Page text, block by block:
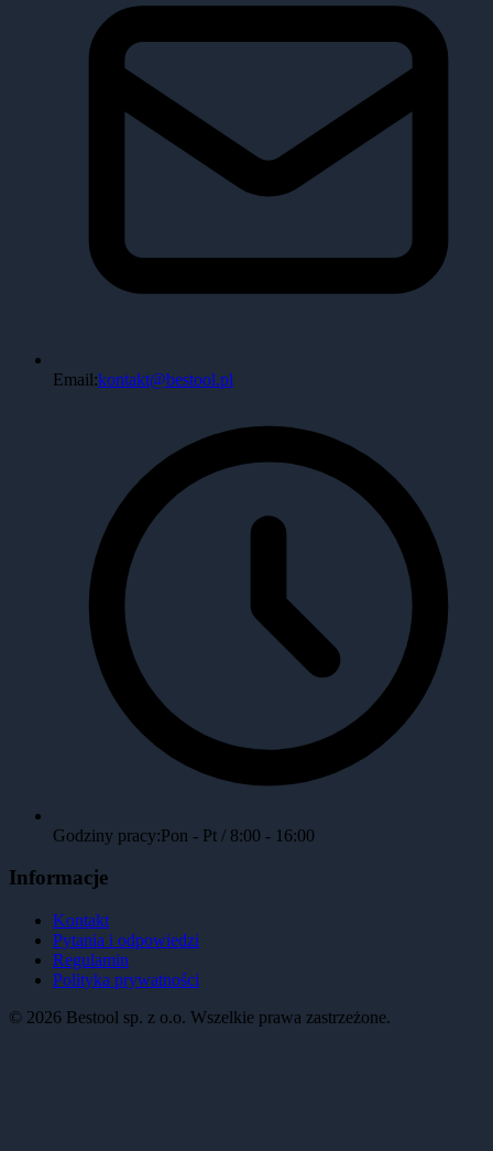
Email:kontakt@bestool.pl
Godziny pracy:Pon - Pt / 8:00 - 16:00
Informacje
Kontakt
Pytania i odpowiedzi
Regulamin
Polityka prywatności
© 2026 Bestool sp. z o.o. Wszelkie prawa zastrzeżone.